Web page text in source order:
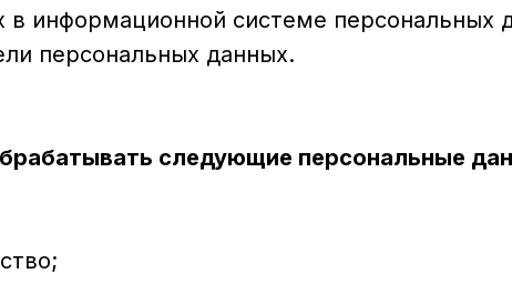
в информационной системе персональных
персональных данных.
следующие персональные